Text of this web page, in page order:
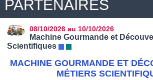
PARTENAIRES
08/10/2026au 10/10/2026
Machine Gourmande et
Scientifiques
MACHINE GOURMANDE ET
MÉTIERS